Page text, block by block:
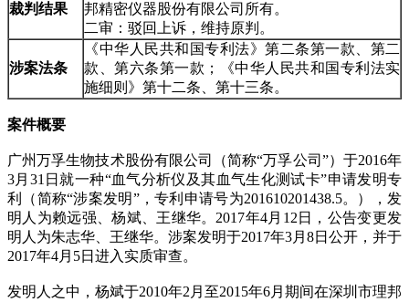
裁判结果
邦精密仪器股份有限公司所有。
二审：驳回上诉，维持原判。
涉案法条
《中华人民共和国专利法》第二条第一款、第二
款、第六条第一款；《中华人民共和国专利法实
施细则》第十二条、第十三条。
案件概要
广州万孚生物技术股份有限公司（简称“万孚公司”）于2016年
3月31日就一种“血气分析仪及其血气生化测试卡”申请发明专
利（简称“涉案发明”，专利申请号为201610201438.5。），发
明人为赖远强、杨斌、王继华。2017年4月12日，公告变更发
明人为朱志华、王继华。涉案发明于2017年3月8日公开，并于
2017年4月5日进入实质审查。
发明人之中，杨斌于2010年2月至2015年6月期间在深圳市理邦